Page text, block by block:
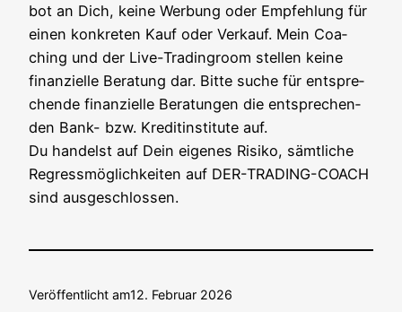
bot an Dich, kei­ne Wer­bung oder Emp­feh­lung für
einen kon­kre­ten Kauf oder Ver­kauf. Mein Coa­
ching und der Live-Tra­din­g­room stel­len kei­ne
finan­zi­el­le Bera­tung dar. Bit­te suche für ent­spre­
chen­de finan­zi­el­le Bera­tun­gen die ent­spre­chen­
den Bank- bzw. Kre­dit­in­sti­tu­te auf.
Du han­delst auf Dein eige­nes Risi­ko, sämt­li­che
Regress­mög­lich­kei­ten auf DER-TRADING-COACH
sind ausgeschlossen.
Veröffentlicht am12. Februar 2026